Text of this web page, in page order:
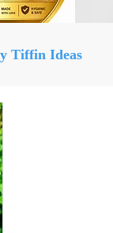
Tiffin Ideas
सिरका रेसिपीज